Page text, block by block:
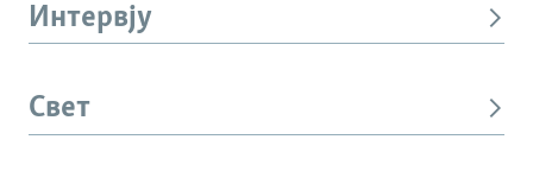
Интервју
Свет